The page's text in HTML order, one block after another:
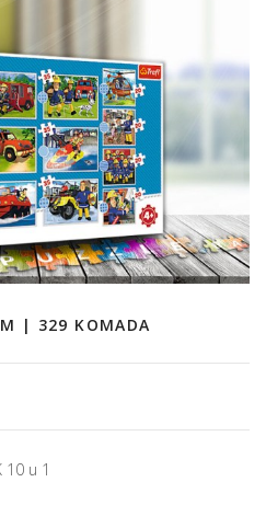
| 329 KOMADA
10 u 1